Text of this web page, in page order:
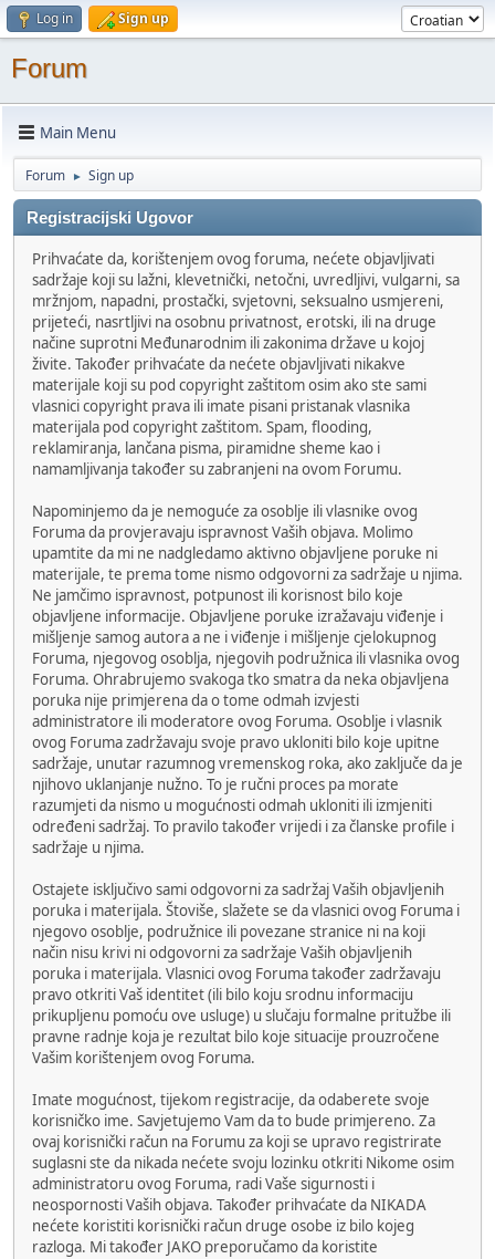
Log in Sign up
Forum
Main Menu
Forum ► Sign up
Registracijski Ugovor
Prihvaćate da, korištenjem ovog foruma, nećete objavljivati
sadržaje koji su lažni, klevetnički, netočni, uvredljivi, vulgarni, sa
mržnjom, napadni, prostački, svjetovni, seksualno usmjereni,
prijeteći, nasrtljivi na osobnu privatnost, erotski, ili na druge
načine suprotni Međunarodnim ili zakonima države u kojoj
živite. Također prihvaćate da nećete objavljivati nikakve
materijale koji su pod copyright zaštitom osim ako ste sami
vlasnici copyright prava ili imate pisani pristanak vlasnika
materijala pod copyright zaštitom. Spam, flooding,
reklamiranja, lančana pisma, piramidne sheme kao i
namamljivanja također su zabranjeni na ovom Forumu.
Napominjemo da je nemoguće za osoblje ili vlasnike ovog
Foruma da provjeravaju ispravnost Vaših objava. Molimo
upamtite da mi ne nadgledamo aktivno objavljene poruke ni
materijale, te prema tome nismo odgovorni za sadržaje u njima.
Ne jamčimo ispravnost, potpunost ili korisnost bilo koje
objavljene informacije. Objavljene poruke izražavaju viđenje i
mišljenje samog autora a ne i viđenje i mišljenje cjelokupnog
Foruma, njegovog osoblja, njegovih podružnica ili vlasnika ovog
Foruma. Ohrabrujemo svakoga tko smatra da neka objavljena
poruka nije primjerena da o tome odmah izvjesti
administratore ili moderatore ovog Foruma. Osoblje i vlasnik
ovog Foruma zadržavaju svoje pravo ukloniti bilo koje upitne
sadržaje, unutar razumnog vremenskog roka, ako zaključe da je
njihovo uklanjanje nužno. To je ručni proces pa morate
razumjeti da nismo u mogućnosti odmah ukloniti ili izmjeniti
određeni sadržaj. To pravilo također vrijedi i za članske profile i
sadržaje u njima.
Ostajete isključivo sami odgovorni za sadržaj Vaših objavljenih
poruka i materijala. Štoviše, slažete se da vlasnici ovog Foruma i
njegovo osoblje, podružnice ili povezane stranice ni na koji
način nisu krivi ni odgovorni za sadržaje Vaših objavljenih
poruka i materijala. Vlasnici ovog Foruma također zadržavaju
pravo otkriti Vaš identitet (ili bilo koju srodnu informaciju
prikupljenu pomoću ove usluge) u slučaju formalne pritužbe ili
pravne radnje koja je rezultat bilo koje situacije prouzročene
Vašim korištenjem ovog Foruma.
Imate mogućnost, tijekom registracije, da odaberete svoje
korisničko ime. Savjetujemo Vam da to bude primjereno. Za
ovaj korisnički račun na Forumu za koji se upravo registrirate
suglasni ste da nikada nećete svoju lozinku otkriti Nikome osim
administratoru ovog Foruma, radi Vaše sigurnosti i
neospornosti Vaših objava. Također prihvaćate da NIKADA
nećete koristiti korisnički račun druge osobe iz bilo kojeg
razloga. Mi također JAKO preporučamo da koristite